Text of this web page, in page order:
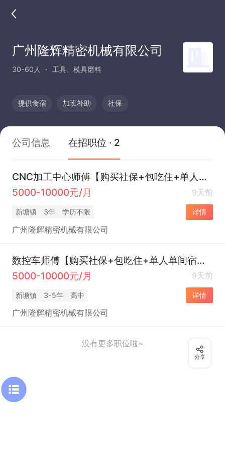
广州隆辉精密机械有限公司
30-60人 工具、模具磨料
提供食宿 加班补助 社保
公司信息 在招职位 · 2
CNC加工中心师傅【购买社保+包吃住+单人单间宿舍】
5000-10000元/月
9天前
新塘镇 3年 学历不限 详情
广州隆辉精密机械有限公司
数控车师傅【购买社保+包吃住+单人单间宿舍】
5000-10000元/月
9天前
新塘镇 3-5年 高中 详情
广州隆辉精密机械有限公司
没有更多职位啦~
分享